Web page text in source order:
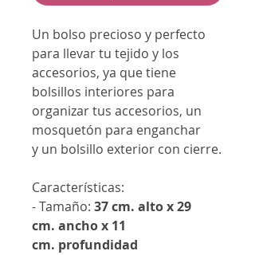
Un bolso precioso y perfecto
para llevar tu tejido y los
accesorios, ya que tiene
bolsillos interiores para
organizar tus accesorios, un
mosquetón para enganchar
y un bolsillo exterior con cierre.
Características:
- Tamaño: 37 cm. alto x 29
cm. ancho x 11
cm. profundidad